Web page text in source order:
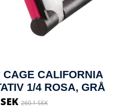
CAGE CALIFORNIA
1/4 ROSA, GRÅ
260.1 SEK